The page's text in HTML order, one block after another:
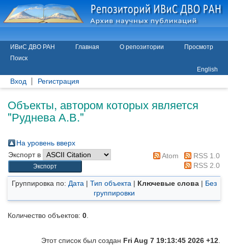
ИВиС ДВО РАН Главная О репозитории
Просмотр
Поиск
English
Вход Регистрация
Объекты, автором которых является
"Руднева А.В."
На уровень вверх
Экспорт в
Atom
RSS 1.0
RSS 2.0
Группировка по: Дата | Тип объекта | Ключевые слова| Без
группировки
Количество объектов: 0
Этот список был создан Fri Aug 7 19:13:45 2026 +12